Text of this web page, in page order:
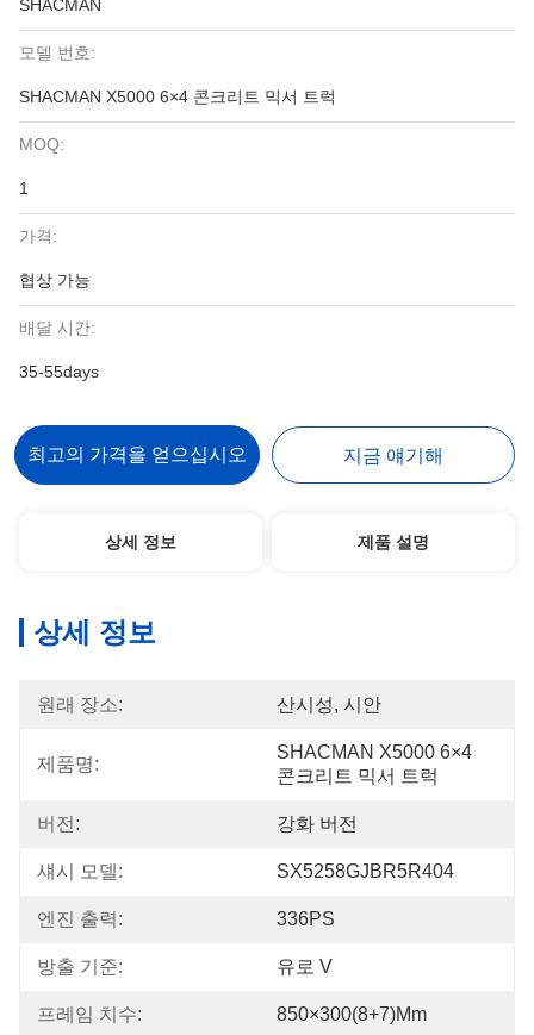
SHACMAN
모델 번호:
SHACMAN X5000 6×4 콘크리트 믹서 트럭
MOQ:
1
가격:
협상 가능
배달 시간:
35-55days
최고의 가격을 얻으십시오 지금 얘기해
상세 정보 제품 설명
상세 정보
원래 장소: 산시성, 시안
제품명:
SHACMAN X5000 6×4
콘크리트 믹서 트럭
버전: 강화 버전
섀시 모델: SX5258GJBR5R404
엔진 출력: 336PS
방출 기준: 유로 V
프레임 치수: 850×300(8+7)mm